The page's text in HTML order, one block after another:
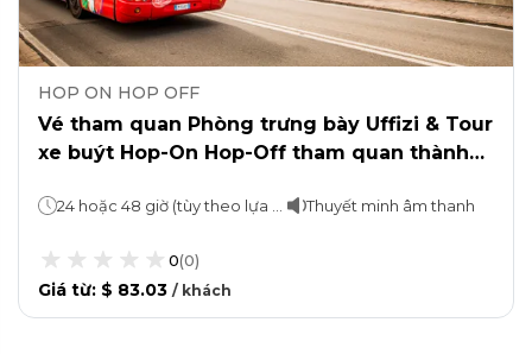
HOP ON HOP OFF
Vé tham quan Phòng trưng bày Uffizi & Tour
xe buýt Hop-On Hop-Off tham quan thành
Thuyết minh âm thanh
0(0)
Giá từ: $ 83.03 / khách